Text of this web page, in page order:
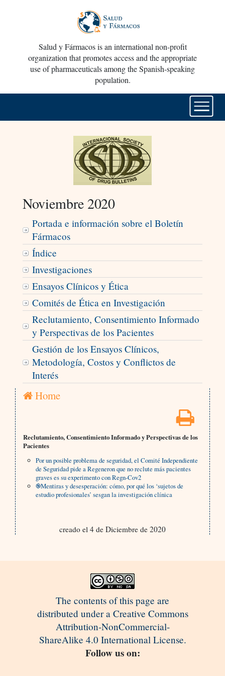
Salud y Fármacos is an international non-profit
organization that promotes access and the appropriate
use of pharmaceuticals among the Spanish-speaking
population.
Noviembre 2020
Portada e información sobre el Boletín
Fármacos
Índice
Investigaciones
Ensayos Clínicos y Ética
Comités de Ética en Investigación
Reclutamiento, Consentimiento Informado
y Perspectivas de los Pacientes
Gestión de los Ensayos Clínicos,
Metodología, Costos y Conflictos de
Interés
Home
Reclutamiento, Consentimiento Informado y Perspectivas de los
Pacientes
Por un posible problema de seguridad, el Comité Independiente
de Seguridad pide a Regeneron que no reclute más pacientes
graves es su experimento con Regn-Cov2
֎Mentiras y desesperación: cómo, por qué los ‘sujetos de
estudio profesionales’ sesgan la investigación clínica
creado el 4 de Diciembre de 2020
The contents of this page are
distributed under a Creative Commons
Attribution-NonCommercial-
ShareAlike 4.0 International License.
Follow us on: